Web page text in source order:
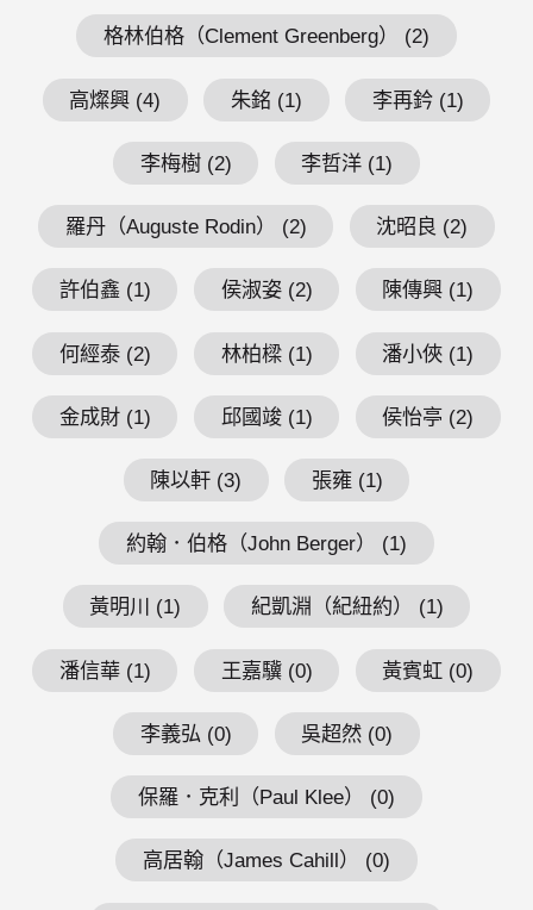
格林伯格（Clement Greenberg） (2)
高燦興 (4) 朱銘 (1) 李再鈐 (1)
李梅樹 (2) 李哲洋 (1)
羅丹（Auguste Rodin） (2) 沈昭良 (2)
許伯鑫 (1) 侯淑姿 (2) 陳傳興 (1)
何經泰 (2) 林柏樑 (1) 潘小俠 (1)
金成財 (1) 邱國竣 (1) 侯怡亭 (2)
陳以軒 (3) 張雍 (1)
約翰．伯格（John Berger） (1)
黃明川 (1) 紀凱淵（紀紐約） (1)
潘信華 (1) 王嘉驥 (0) 黃賓虹 (0)
李義弘 (0) 吳超然 (0)
保羅．克利（Paul Klee） (0)
高居翰（James Cahill） (0)